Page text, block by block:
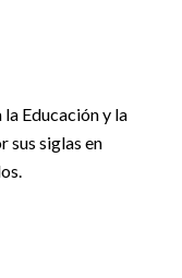
Educación y la
sus siglas en